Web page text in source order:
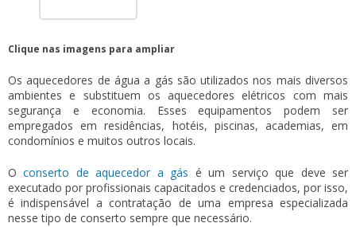
Clique nas imagens para ampliar
Os aquecedores de água a gás são utilizados nos mais diversos
ambientes e substituem os aquecedores elétricos com mais
segurança e economia. Esses equipamentos podem ser
empregados em residências, hotéis, piscinas, academias, em
condomínios e muitos outros locais.
Oconserto de aquecedor a gás é um serviço que deve ser
executado por profissionais capacitados e credenciados, por isso,
é indispensável a contratação de uma empresa especializada
nesse tipo de conserto sempre que necessário.